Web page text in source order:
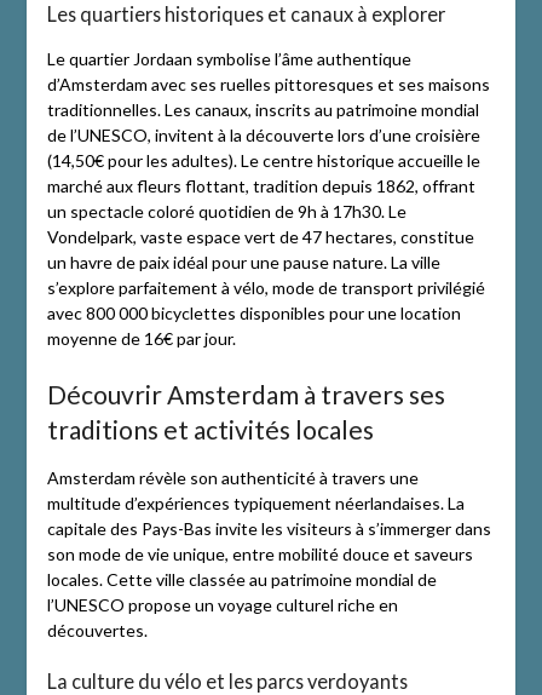
Les quartiers historiques et canaux à explorer
Le quartier Jordaan symbolise l’âme authentique
d’Amsterdam avec ses ruelles pittoresques et ses maisons
traditionnelles. Les canaux, inscrits au patrimoine mondial
de l’UNESCO, invitent à la découverte lors d’une croisière
(14,50€ pour les adultes). Le centre historique accueille le
marché aux fleurs flottant, tradition depuis 1862, offrant
un spectacle coloré quotidien de 9h à 17h30. Le
Vondelpark, vaste espace vert de 47 hectares, constitue
un havre de paix idéal pour une pause nature. La ville
s’explore parfaitement à vélo, mode de transport privilégié
avec 800 000 bicyclettes disponibles pour une location
moyenne de 16€ par jour.
Découvrir Amsterdam à travers ses
traditions et activités locales
Amsterdam révèle son authenticité à travers une
multitude d’expériences typiquement néerlandaises. La
capitale des Pays-Bas invite les visiteurs à s’immerger dans
son mode de vie unique, entre mobilité douce et saveurs
locales. Cette ville classée au patrimoine mondial de
l’UNESCO propose un voyage culturel riche en
découvertes.
La culture du vélo et les parcs verdoyants